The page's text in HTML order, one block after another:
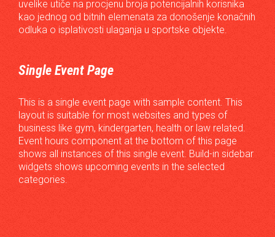
uvelike utiče na procjenu broja potencijalnih korisnika
kao jednog od bitnih elemenata za donošenje konačnih
odluka o isplativosti ulaganja u sportske objekte.
Single Event Page
This is a single event page with sample content. This
layout is suitable for most websites and types of
business like gym, kindergarten, health or law related.
Event hours component at the bottom of this page
shows all instances of this single event. Build-in sidebar
widgets shows upcoming events in the selected
categories.